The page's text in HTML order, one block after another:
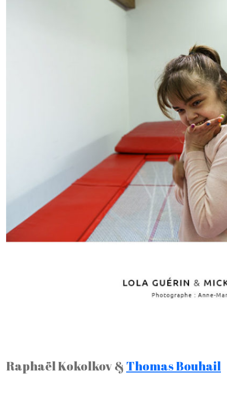
Raphaël Kokolkov & Thomas Bouhail